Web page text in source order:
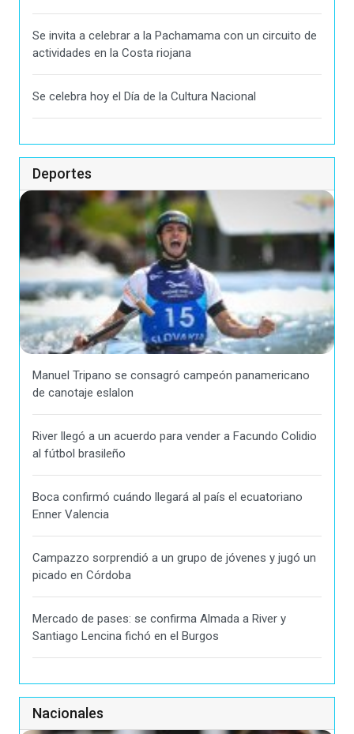
Se invita a celebrar a la Pachamama con un circuito de
actividades en la Costa riojana
Se celebra hoy el Día de la Cultura Nacional
Deportes
Manuel Tripano se consagró campeón panamericano
de canotaje eslalon
River llegó a un acuerdo para vender a Facundo Colidio
al fútbol brasileño
Boca confirmó cuándo llegará al país el ecuatoriano
Enner Valencia
Campazzo sorprendió a un grupo de jóvenes y jugó un
picado en Córdoba
Mercado de pases: se confirma Almada a River y
Santiago Lencina fichó en el Burgos
Nacionales